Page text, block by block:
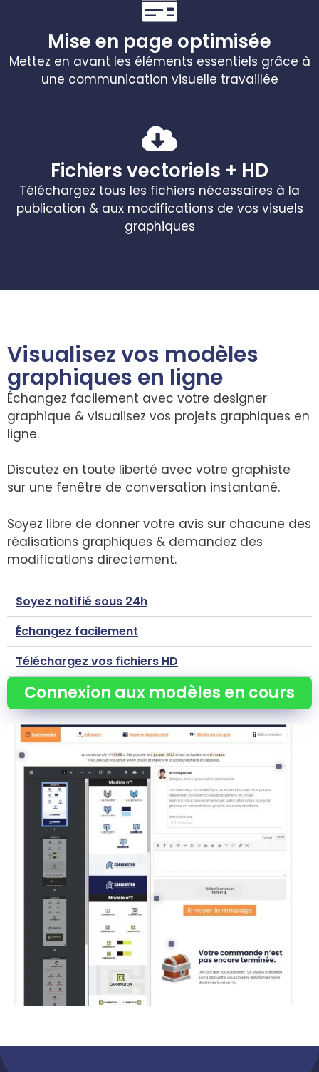
Mise en page optimisée
Mettez en avant les éléments essentiels grâce à
une communication visuelle travaillée
Fichiers vectoriels + HD
Téléchargez tous les fichiers nécessaires à la
publication & aux modifications de vos visuels
graphiques
Visualisez vos modèles
graphiques en ligne
Échangez facilement avec votre designer
graphique & visualisez vos projets graphiques en
ligne.
Discutez en toute liberté avec votre graphiste
sur une fenêtre de conversation instantané.
Soyez libre de donner votre avis sur chacune des
réalisations graphiques & demandez des
modifications directement.
Soyez notifié sous 24h
Échangez facilement
Téléchargez vos fichiers HD
Connexion aux modèles en cours